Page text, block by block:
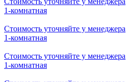
Стоимость уточняйте у менеджера
1-комнатная
Стоимость уточняйте у менеджера
1-комнатная
Стоимость уточняйте у менеджера
1-комнатная